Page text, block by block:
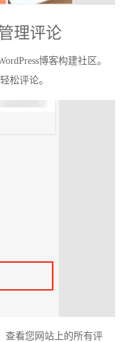
理评论
博客构建社区。
松评论。
查看您网站上的所有评